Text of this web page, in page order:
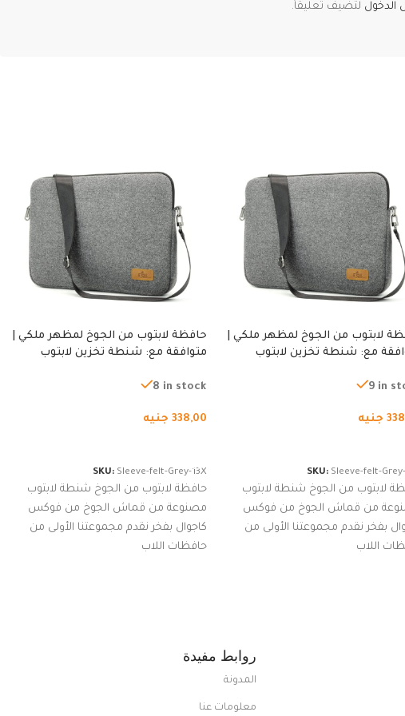
لتضيف تعليقاً.
لابتوب من الجوخ لمظهر ملكي |
مع: شنطة تخزين لابتوب
لجهاز نوت بوك والتابلت،9 in
جنيه
SKU: Sleeve-felt-
لابتوب من الجوخ شنطة لابتوب
من قماش الجوخ من فوكس
بفخر نقدم مجموعتنا الأولى من
اللاب
حافظة لابتوب من الجوخ لمظهر ملكي |
متوافقة مع: شنطة تخزين لابتوب
من الجوخ لجهاز نوت بوك والتابلت،
8 in stock
338,00 جنيه
SKU: Sleeve-felt-Grey-13X
حافظة لابتوب من الجوخ شنطة لابتوب
مصنوعة من قماش الجوخ من فوكس
كاجوال بفخر نقدم مجموعتنا الأولى من
حافظات اللاب
روابط مفيدة
المدونة
معلومات عنا